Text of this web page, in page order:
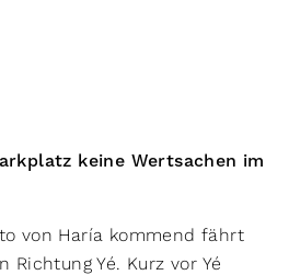
keine Wertsachen im
von Haría kommend fährt
Richtung Yé. Kurz vor Yé